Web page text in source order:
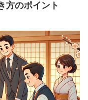
方のポイント